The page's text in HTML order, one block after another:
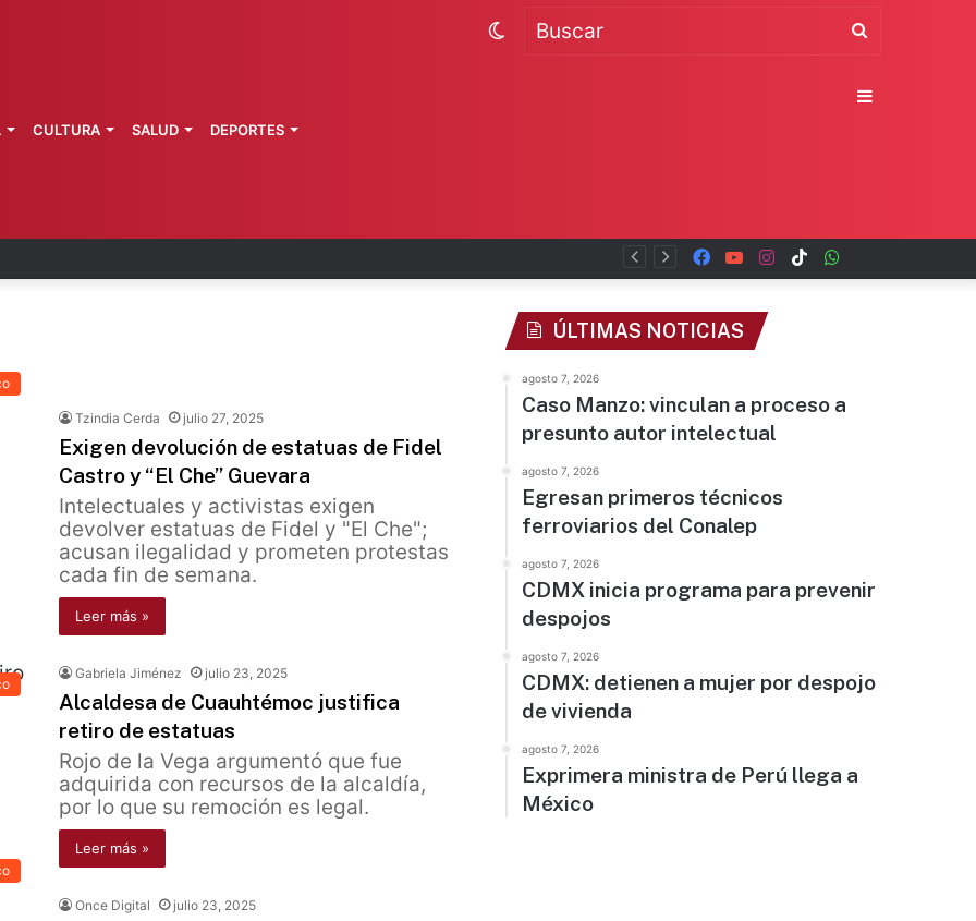
vinculan a proceso a presunto autor intelectual TikTok
Instagram
YouTube
Facebook
CULTURA SALUD DEPORTES
Switch
Tzindia Cerda julio 27, 2025
Exigen devolución de estatuas de Fidel
Castro y “El Che” Guevara
Intelectuales y activistas exigen
devolver estatuas de Fidel y "El Che";
acusan ilegalidad y prometen protestas
cada fin de semana.
Leer más »
Gabriela Jiménez julio 23, 2025
Alcaldesa de Cuauhtémoc justifica
retiro de estatuas
Rojo de la Vega argumentó que fue
adquirida con recursos de la alcaldía,
por lo que su remoción es legal.
Leer más »
Once Digital julio 23, 2025
ÚLTIMAS NOTICIAS
agosto 7, 2026
Caso Manzo: vinculan a proceso a
presunto autor intelectual
agosto 7, 2026
Egresan primeros técnicos
ferroviarios del Conalep
agosto 7, 2026
CDMX inicia programa para prevenir
despojos
agosto 7, 2026
CDMX: detienen a mujer por despojo
de vivienda
agosto 7, 2026
Exprimera ministra de Perú llega a
México